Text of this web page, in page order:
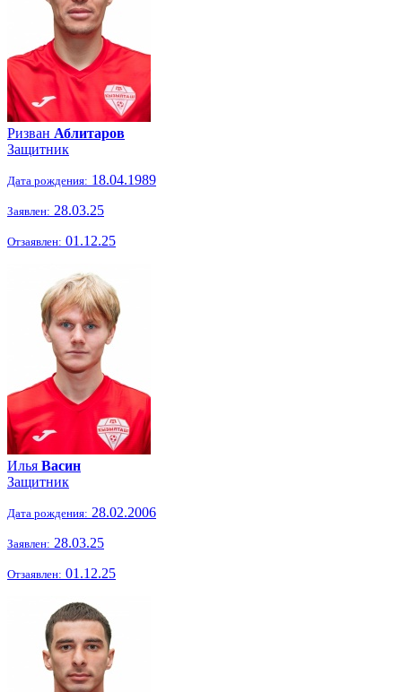
Ризван Аблитаров
Защитник
Дата рождения: 18.04.1989
Заявлен: 28.03.25
Отзаявлен: 01.12.25
Илья Васин
Защитник
Дата рождения: 28.02.2006
Заявлен: 28.03.25
Отзаявлен: 01.12.25